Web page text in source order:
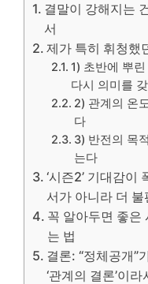
결말이 강해지는
서
제가 특히 휘청했
1) 초반에 뿌린
다시 의미를
2) 관계의 온
다
3) 반전의 목
는다
‘시즌2’ 기대감
서가 아니라 더 불
꼭 알아두면 좋은
는 법
결론: “정체공개”
‘관계의 결론’이라